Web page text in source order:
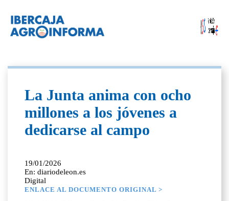
La Junta anima con ocho
millones a los jóvenes a
dedicarse al campo
19/01/2026
En: diariodeleon.es
Digital
ENLACE AL DOCUMENTO ORIGINAL >